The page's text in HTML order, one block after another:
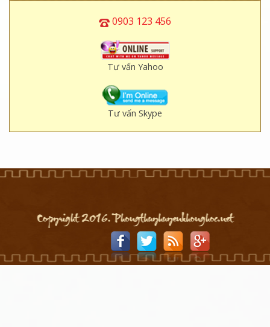
0903 123 456
Tư vấn Yahoo
Tư vấn Skype